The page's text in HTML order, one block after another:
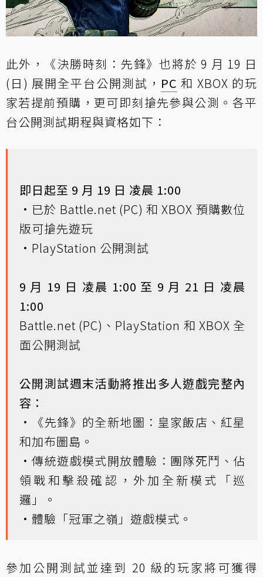
此外，《決勝時刻：先鋒》也將於 9 月 19 日
(日) 展開全平台公開測試， PC 和 XBOX 的玩
家若提前預購，更可即刻搶先參與公測。各平
台公開測試期程與資格如下：
即日起至 9 月 19 日 凌晨 1:00
•已於 Battle.net (PC) 和 XBOX 預購數位
版可搶先遊玩
•PlayStation 公開測試
9 月 19 日 凌晨 1:00 至 9 月 21 日 凌晨
1:00
Battle.net (PC)、PlayStation 和 XBOX 全
面公開測試
公開測試週末活動將推出多人遊戲完整內
容：
•《先鋒》的全新地圖：皇家飯店、紅星
和加布圖島。
•傳統遊戲模式開放體驗：團隊死鬥、佔
領戰和擊殺確認，外加全新模式「巡
邏」。
•體驗「冠軍之嶺」遊戲模式。
參加公開測試並達到 20 級的玩家將可獲得